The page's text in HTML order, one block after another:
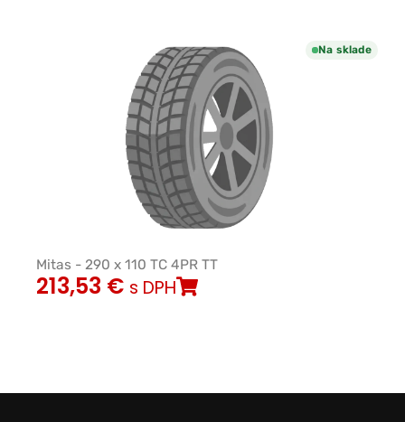
Na sklade
Mitas - 290 x 110 TC 4PR TT
213,53 € s DPH